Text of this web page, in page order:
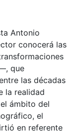
Antonio
conocerá las
que
las décadas
la realidad
ámbito del
el
en referente